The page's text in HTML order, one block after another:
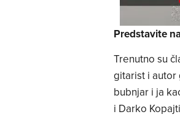
Predstavite
Trenutno su
gitarist i autor
bubnjar i ja
i Darko